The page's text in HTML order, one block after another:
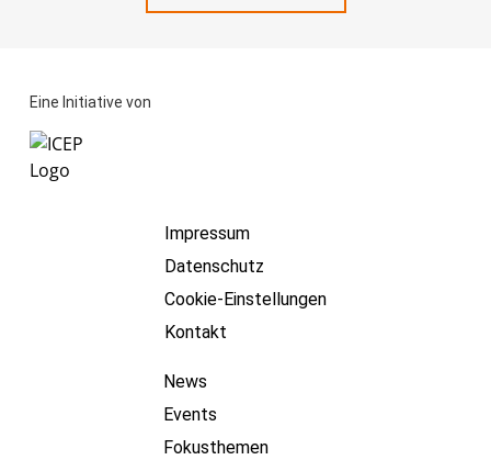
Eine Initiative von
Impressum
Datenschutz
Cookie-Einstellungen
Kontakt
News
Events
Fokusthemen